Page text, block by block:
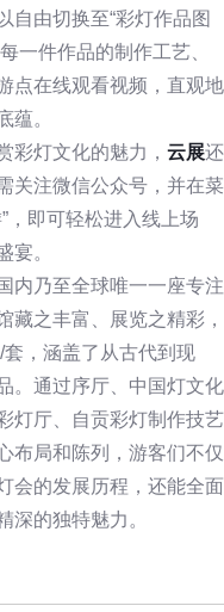
自由切换至“彩灯作品图
一件作品的制作工艺、
点在线观看视频，直观地
蕴。
彩灯文化的魅力， 云展还
关注微信公众号，并在菜
，即可轻松进入线上场
宴。
内乃至全球唯一一座专注
藏之丰富、展览之精彩，
，涵盖了从古代到现
。通过序厅、中国灯文化
灯厅、自贡彩灯制作技艺
布局和陈列，游客们不仅
会的发展历程，还能全面
深的独特魅力。